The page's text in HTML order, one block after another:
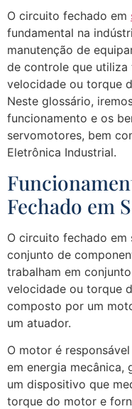
O circuito fechado em
fundamental na
manutenção de
de controle que utiliza
velocidade ou torque
Neste glossário,
funcionamento e os
servomotores, bem
Eletrônica Industrial.
Fechado em
O circuito fechado em
conjunto de
trabalham em
velocidade ou torque
composto por um
um atuador.
O motor é
em energia mecânica,
um dispositivo que
torque do motor e